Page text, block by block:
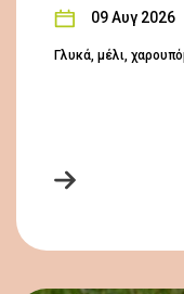
09 Αυγ 2026
Γλυκά, μέλι,